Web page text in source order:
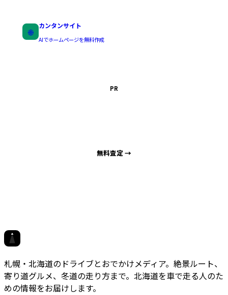
🌐
カンタンサイト
AIでホームページを無料作成
PR
無料査定 →
札幌・北海道のドライブとおでかけメディア。絶景ルート、
寄り道グルメ、冬道の走り方まで。北海道を車で走る人のた
めの情報をお届けします。